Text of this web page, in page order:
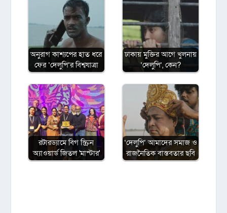
অনুরাগ কাশ্যপের হাত ধরে
ফের ‘দেলুপি’র বিশ্বযাত্রা
ঢাকায় মুক্তির আগে খুলনায়
‘দেলুপি’, কেন?
রটারড্যামে বিগ স্ক্রিন
অ্যাওয়ার্ড জিতল 'মাস্টার'
‘দেলুপি’ আমাদের সমাজ ও
রাজনৈতিক বাস্তবতার ছবি